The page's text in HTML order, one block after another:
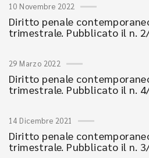
10 Novembre 2022
Diritto penale
trimestrale. Pubblicato il n.
29 Marzo 2022
Diritto penale
trimestrale. Pubblicato il n.
14 Dicembre 2021
Diritto penale
trimestrale. Pubblicato il n.